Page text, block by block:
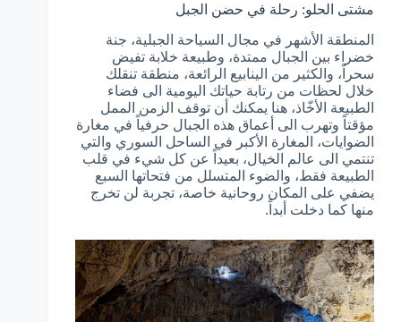
مشتى الحلو: رحلة في حضن الجبل
المنطقة الأشهر في مجال السياحة الجبلية، جنة
خضراء بين الجبال ممتدة، وطبيعة خلابة تفيض
سحراً، والكثير من الينابيع الرائعة، منطقة تنقلك
خلال لحظات من رتابة حياتك اليومية الى فضاء
الطبيعة الأخّاذ، هنا يمكنك أن توقف الزمن الممل
مؤقتاً وتهرب الى أعماق هذه الجبال حرفياً في مغارة
الضوايات، المغارة الأكبر في الساحل السوري والتي
تنتمي الى عالم الخيال، بعيداً عن كل شيء في قلب
الطبيعة فقط، والضوء المتسلل من فتحاتها السبع
يضفي على المكان روحانية خاصة، تجربة لن تخرج
منها كما دخلت أبداً.